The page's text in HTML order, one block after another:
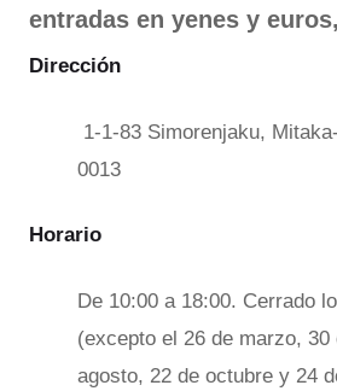
entradas en yenes y
Dirección
1-1-83 Simorenjaku,
0013
Horario
De 10:00 a 18:00. Cerrado
(excepto el 26 de marzo, 30
agosto, 22 de octubre y 24